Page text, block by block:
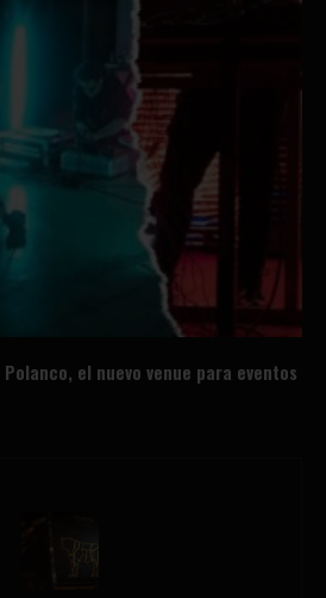
el nuevo venue para eventos